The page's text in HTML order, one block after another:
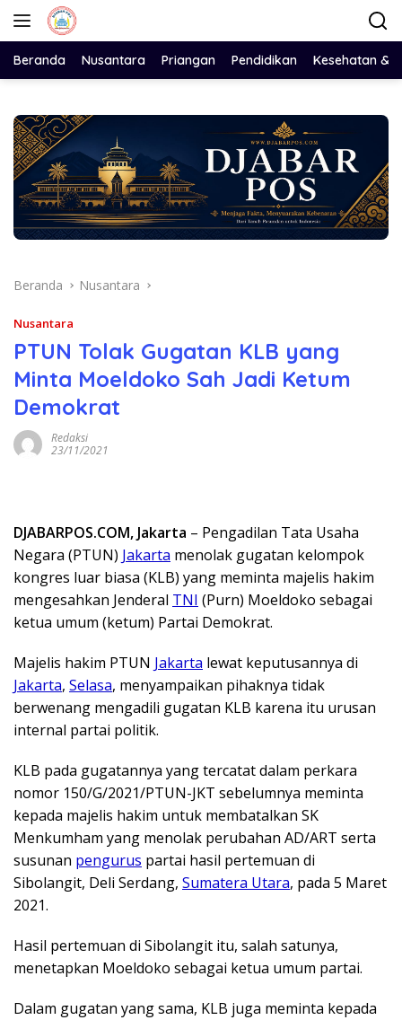
Langsung
Beranda Nusantara Priangan Pendidikan Kesehatan &
Beranda Nusantara
Nusantara
PTUN Tolak Gugatan KLB yang
Minta Moeldoko Sah Jadi Ketum
Demokrat
Redaksi
23/11/2021
DJABARPOS.COM, Jakarta – Pengadilan Tata Usaha
Negara (PTUN) Jakarta menolak gugatan kelompok
kongres luar biasa (KLB) yang meminta majelis hakim
mengesahkan Jenderal TNI (Purn) Moeldoko sebagai
ketua umum (ketum) Partai Demokrat.
Majelis hakim PTUN Jakarta lewat keputusannya di
Jakarta, Selasa, menyampaikan pihaknya tidak
berwenang mengadili gugatan KLB karena itu urusan
internal partai politik.
KLB pada gugatannya yang tercatat dalam perkara
nomor 150/G/2021/PTUN-JKT sebelumnya meminta
kepada majelis hakim untuk membatalkan SK
Menkumham yang menolak perubahan AD/ART serta
susunan pengurus partai hasil pertemuan di
Sibolangit, Deli Serdang, Sumatera Utara, pada 5 Maret
2021.
Hasil pertemuan di Sibolangit itu, salah satunya,
menetapkan Moeldoko sebagai ketua umum partai.
Dalam gugatan yang sama, KLB juga meminta kepada